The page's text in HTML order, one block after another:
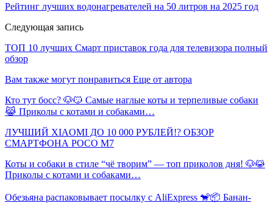
Рейтинг лучших водонагревателей на 50 литров на 2025 год
Следующая запись
ТОП 10 лучших Смарт приставок года для телевизора полный
обзор
Вам также могут понравиться Еще от автора
Кто тут босс? 🐶😼 Самые наглые коты и терпеливые собаки
😹 Приколы с котами и собаками…
ЛУЧШИЙ XIAOMI ДО 10 000 РУБЛЕЙ!? ОБЗОР
СМАРТФОНА POCO M7
Коты и собаки в стиле “чё творим” — топ приколов дня! 🐶😹
Приколы с котами и собаками…
Обезьяна распаковывает посылку с AliExpress 🐒📦 Банан-